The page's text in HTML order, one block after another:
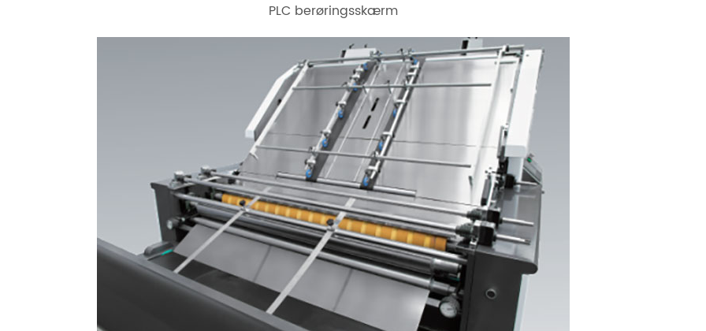
PLC berøringsskærm